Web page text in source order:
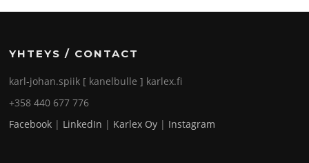
YHTEYS / CONTACT
karl-johan.spiik [ kanelbulle ] karlex.fi
+358 440 677 776
Facebook | LinkedIn | Karlex Oy | Instagram